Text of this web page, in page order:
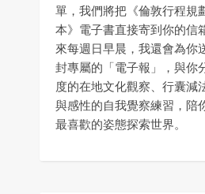
單，我們將把《倫敦行程規
本》電子書直接寄到你的信
來每週日早晨，我還會為你
封專屬的「電子報」，與你
度的在地文化觀察、行囊減
與感性的自我覺察練習，陪
最喜歡的姿態探索世界。